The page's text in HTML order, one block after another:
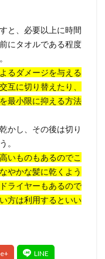
と、必要以上に時間
にタオルである程度
るダメージを与える
互に切り替えたり、
最小限に抑える方法
かし、その後は切り
。
いものもあるのでこ
やかな髪に乾くよう
ライヤーもあるので
方は利用するといい